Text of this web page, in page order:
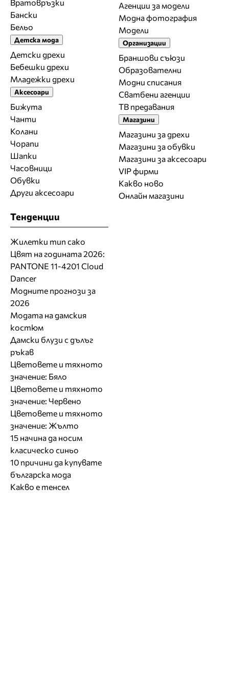
Вратовръзки
Бански
Бельо
Детска мода
Детски дрехи
Бебешки дрехи
Младежки дрехи
Аксесоари
Бижута
Чанти
Колани
Чорапи
Шапки
Часовници
Обувки
Други аксесоари
Агенции за модели
Модна фотография
Модели
Организации
Браншови съюзи
Образователни
Модни списания
Сватбени агенции
ТВ предавания
Магазини
Магазини за дрехи
Магазини за обувки
Магазини за aксесоари
VIP фирми
Какво ново
Онлайн магазини
Тенденции
Жилетки тип сако
Цвят на годината 2026:
PANTONE 11-4201 Cloud
Dancer
Модните прогнози за
2026
Модата на дамския
костюм
Дамски блузи с дълъг
ръкав
Цветовете и тяхното
значение: Бяло
Цветовете и тяхното
значение: Червено
Цветовете и тяхното
значение: Жълто
15 начина да носим
класическо синьо
10 причини да купувате
българска мода
Какво е тенсел